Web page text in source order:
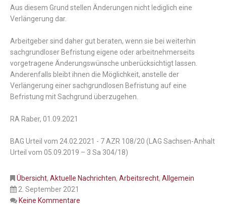
Aus diesem Grund stellen Änderungen nicht lediglich eine
Verlängerung dar.
Arbeitgebersind daher gut beraten, wenn sie bei weiterhin
sachgrund loser Befristung eigene oder arbeitnehmerseits
vorgetragene Änderungswünsche unberücksichtigt lassen.
Anderenfalls bleibtihnen die Möglichkeit, anstelle der
Verlängerung einersachgrund losen Befristung auf eine
Befristung mitSachgrund überzugehen.
RA Raber, 01.09.2021
BAG Urteil vom 24.02.2021 - 7AZR 108/20 (LAG Sachsen-Anhalt
Urteil vom 05.09.2019 – 3 Sa 304/18)
Übersicht, Aktuelle Nachrichten, Arbeitsrecht, Allgemein
2. September 2021
Keine Kommentare